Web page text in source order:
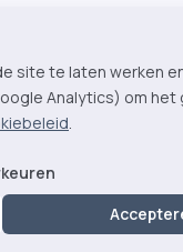
site te laten werken
Analytics) om het
.